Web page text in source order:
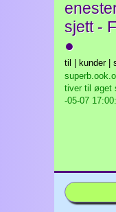
sjett -
●
til | kunder |
tiver til øget
-05-07